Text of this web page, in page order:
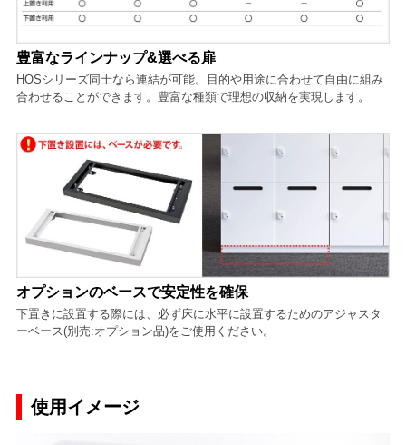
豊富なラインナップ&選べる扉
HOSシリーズ同士なら連結が可能。目的や用途に合わせて自由に組み
合わせることができます。豊富な種類で理想の収納を実現します。
オプションのベースで安定性を確保
下置きに設置する際には、必ず床に水平に設置するためのアジャスタ
ーベース(別売:オプション品)をご使用ください。
使用イメージ